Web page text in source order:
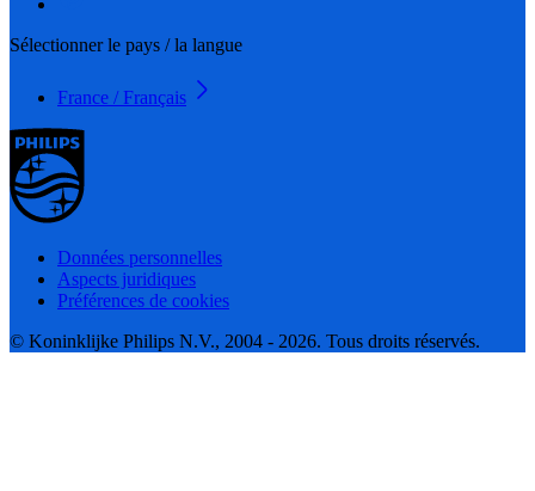
Sélectionner le pays / la langue
France / Français
Données personnelles
Aspects juridiques
Préférences de cookies
© Koninklijke Philips N.V., 2004 - 2026. Tous droits réservés.